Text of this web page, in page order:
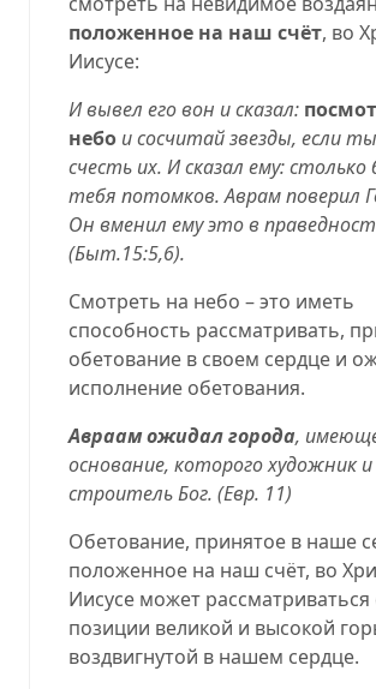
положенное на наш счёт, во
Иисусе:
И вывел его вон и сказал:
небо и сосчитай звезды, если
счесть их. И сказал ему: столько
тебя потомков. Аврам поверил
Он вменил ему это в
(Быт.15:5,6).
Смотреть на небо – это иметь
способность рассматривать,
обетование в своем сердце и
исполнение обетования.
Авраам ожидал города,
основание, которого художник и
строитель Бог. (Евр. 11)
Обетование, принятое в наше
положенное на наш счёт, во
Иисусе может рассматриваться
позиции великой и высокой
воздвигнутой в нашем сердце.